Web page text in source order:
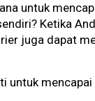
untuk
Ketika
juga dapat
untuk